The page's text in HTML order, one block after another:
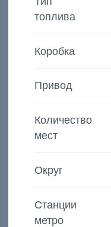
топлива
Коробка
Привод
Количество
мест
Округ
Станции
метро